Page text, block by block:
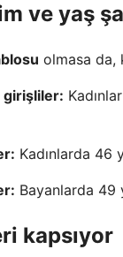
ve yaş
olmasa da,
girişliler:
Kadınlarda 46
Bayanlarda 49
kapsıyor